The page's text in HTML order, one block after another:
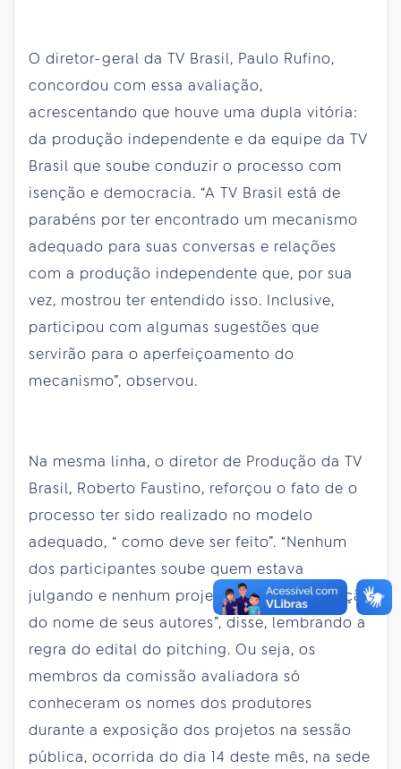
O diretor-geral da TV Brasil, Paulo Rufino,
concordou com essa avaliação,
acrescentando que houve uma dupla vitória:
da produção independente e da equipe da TV
Brasil que soube conduzir o processo com
isenção e democracia. “A TV Brasil está de
parabéns por ter encontrado um mecanismo
adequado para suas conversas e relações
com a produção independente que, por sua
vez, mostrou ter entendido isso. Inclusive,
participou com algumas sugestões que
servirão para o aperfeiçoamento do
mecanismo”, observou.
Na mesma linha, o diretor de Produção da TV
Brasil, Roberto Faustino, reforçou o fato de o
processo ter sido realizado no modelo
adequado, “ como deve ser feito”. “Nenhum
dos participantes soube quem estava
julgando e nenhum projeto tinha identificação
do nome de seus autores”, disse, lembrando a
regra do edital do pitching. Ou seja, os
membros da comissão avaliadora só
conheceram os nomes dos produtores
durante a exposição dos projetos na sessão
pública, ocorrida do dia 14 deste mês, na sede